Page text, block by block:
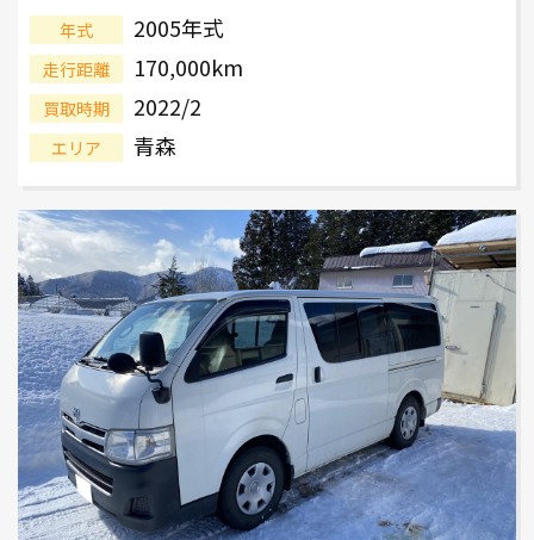
年式 2005年式
走行距離 170,000km
買取時期 2022/2
エリア 青森